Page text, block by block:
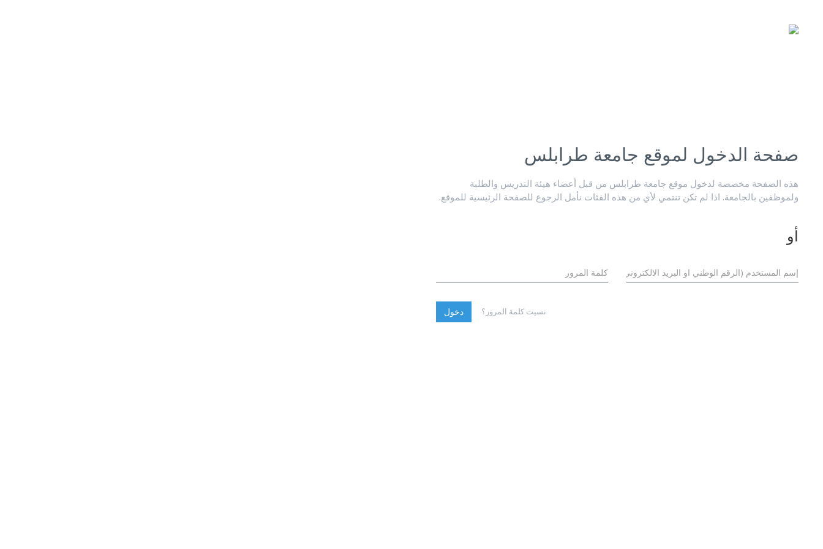
صفحة الدخول لموقع جامعة طرابلس
هذه الصفحة مخصصة لدخول موقع جامعة طرابلس من قبل أعضاء هيئة التدريس والطلبة
ولموظفين بالجامعة. اذا لم تكن تنتمي لأي من هذه الفئات نأمل الرجوع للصفحة الرئيسية للموقع.
أو
نسيت كلمة المرور؟ دخول